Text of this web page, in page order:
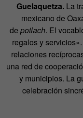
Guelaquetza. La
mexicano de
de potlach. El
regalos y
relaciones
una red de
y municipios. La
celebración